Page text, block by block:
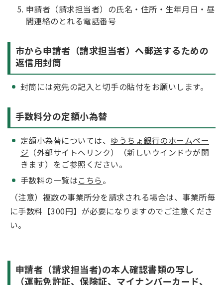
申請者（請求担当者）の氏名・住所・生年月日・昼
間連絡のとれる電話番号
市から申請者（請求担当者）へ郵送するための
返信用封筒
封筒には宛先の記入と切手の貼付をお願いします。
手数料分の定額小為替
定額小為替については、 ゆうちょ銀行のホームペー
ジ （外部サイトへリンク）（新しいウインドウが開
きます）をご参照ください。
手数料の一覧はこちら。
（注意）複数の事業所分を請求される場合は、事業所毎
に手数料【300円】が必要になりますのでご注意くださ
い。
申請者（請求担当者)の本人確認書類の写し
（運転免許証、保険証、マイナンバーカード、